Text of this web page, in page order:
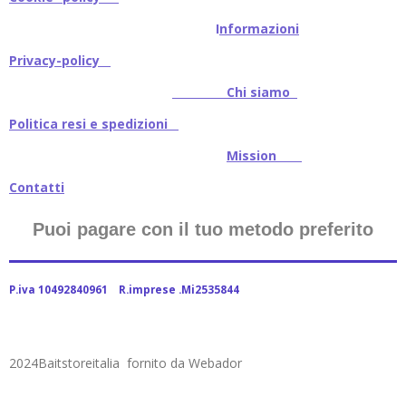
Informazioni
Privacy-policy
Chi siamo
Politica resi e spedizioni
Mission
Contatti
Puoi pagare con il tuo metodo preferito
P.iva 10492840961 R.imprese .Mi2535844
2024Baitstoreitalia fornito da Webador